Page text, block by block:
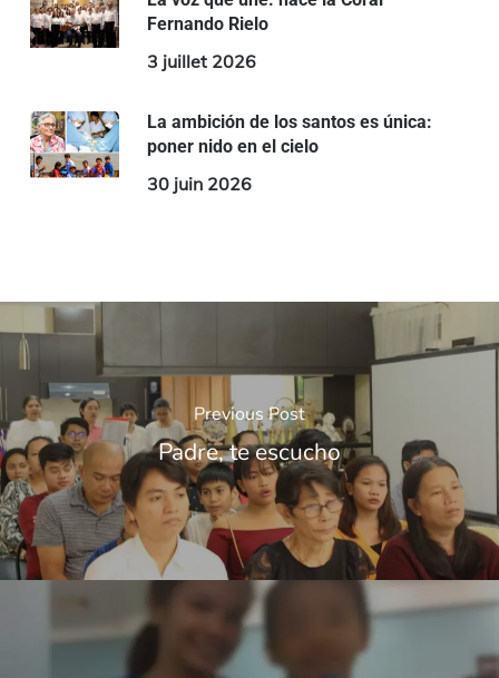
Fernando Rielo
3 juillet 2026
La ambición de los santos es única:
poner nido en el cielo
30 juin 2026
Previous Post
Padre, te escucho